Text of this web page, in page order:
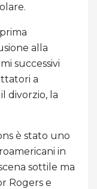
alla
successivi
a
divorzio, la
è stato uno
in
sottile ma
Rogers e